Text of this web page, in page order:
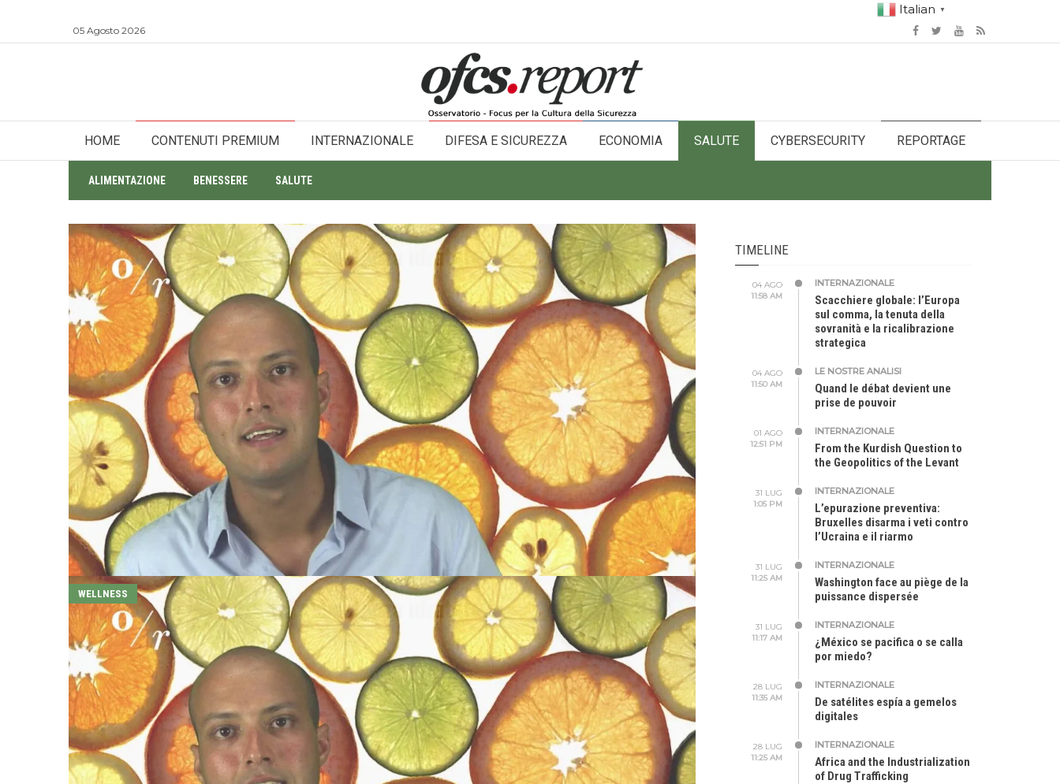
Italian ▼
05 Agosto 2026
HOME CONTENUTI PREMIUM INTERNAZIONALE DIFESA E SICUREZZA ECONOMIA SALUTE CYBERSECURITY REPORTAGE
ALIMENTAZIONE BENESSERE SALUTE
WELLNESS
TIMELINE
04 AGO
11:58 AM
INTERNAZIONALE
Scacchiere globale: l’Europa
sul comma, la tenuta della
sovranità e la ricalibrazione
strategica
04 AGO
11:50 AM
LE NOSTRE ANALISI
Quand le débat devient une
prise de pouvoir
01 AGO
12:51 PM
INTERNAZIONALE
From the Kurdish Question to
the Geopolitics of the Levant
31 LUG
1:05 PM
INTERNAZIONALE
L’epurazione preventiva:
Bruxelles disarma i veti contro
l’Ucraina e il riarmo
31 LUG
11:25 AM
INTERNAZIONALE
Washington face au piège de la
puissance dispersée
31 LUG
11:17 AM
INTERNAZIONALE
¿México se pacifica o se calla
por miedo?
28 LUG
11:35 AM
INTERNAZIONALE
De satélites espía a gemelos
digitales
28 LUG
11:25 AM
INTERNAZIONALE
Africa and the Industrialization
of Drug Trafficking